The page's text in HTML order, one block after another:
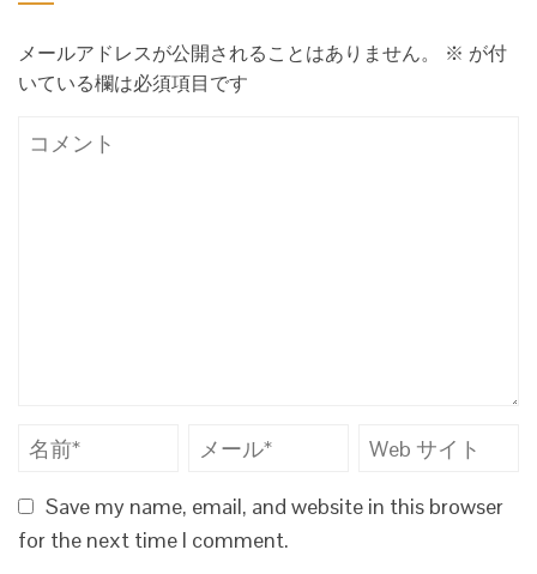
メールアドレスが公開されることはありません。 ※ が付
いている欄は必須項目です
Save my name, email, and website in this browser
for the next time I comment.